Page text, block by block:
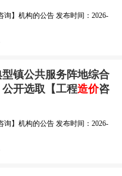
询】机构的公告 发布时间：2026-
镇公共服务阵地综合
开选取【工程造价咨
询】机构的公告 发布时间：2026-